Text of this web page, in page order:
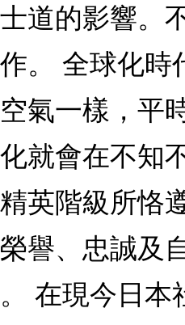
道的影響。
。 全球化
氣一樣，平
就會在不知
英階級所恪
譽、忠誠及
在現今日